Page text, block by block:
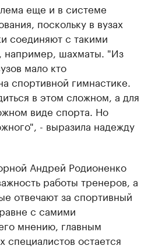
еще и в системе
поскольку в вузах
соединяют с такими
например, шахматы. "Из
мало кто
спортивной гимнастике.
в этом сложном, а для
виде спорта. Но
- выразила надежду
Андрей Родионенко
работы тренеров, а
отвечают за спортивный
с самими
мнению, главным
остается